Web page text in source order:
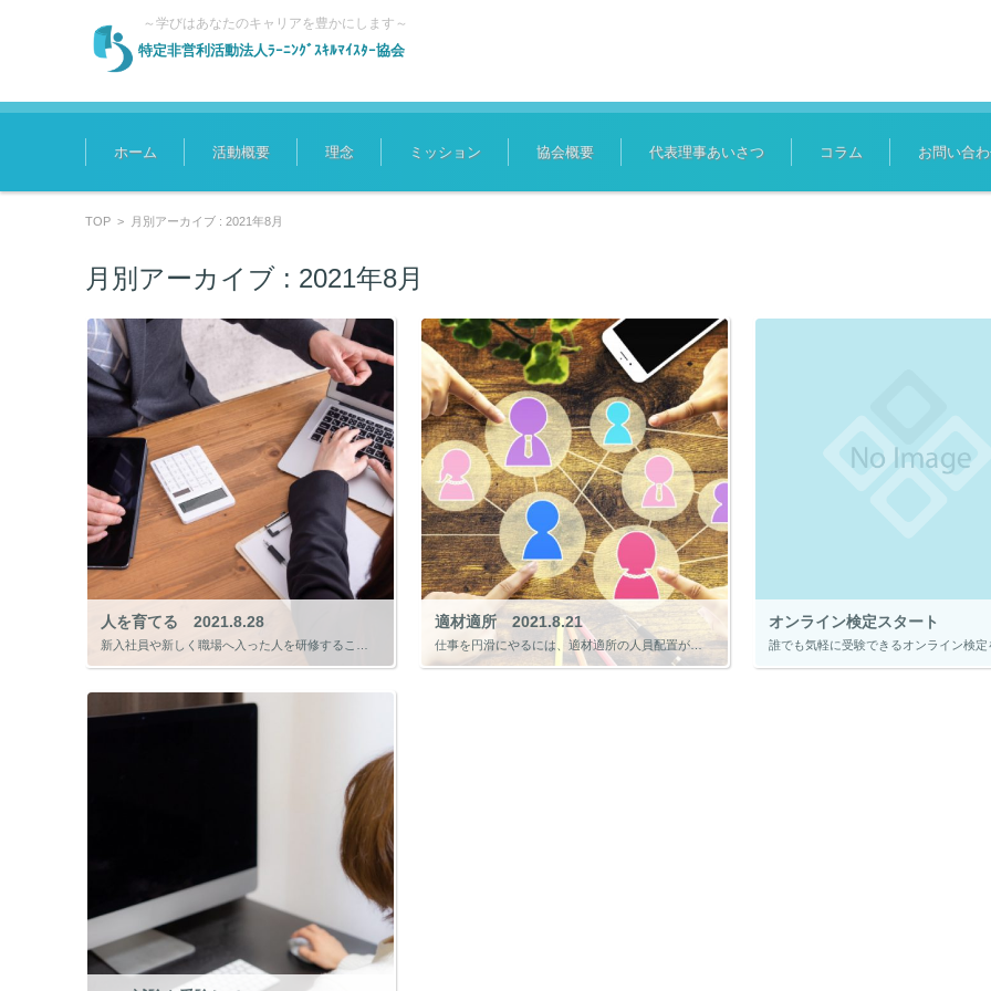
特定非営利活動法人ﾗｰﾆﾝｸﾞｽｷﾙﾏｲｽﾀｰ協会
～学びはあなたのキャリアを豊かにします～
コンテンツに移動
ホーム 活動概要 理念 ミッション 協会概要 代表理事あいさつ コラム お問い合
TOP > 月別アーカイブ : 2021年8月
月別アーカイブ : 2021年8月
人を育てる 2021.8.28
新入社員や新しく職場へ入った人を研修することは一般的に良くあることです。 会社に慣れるとともに、これからかやっていく仕事を先輩や上司から教わり一人前になっていきます。 私の職場にも「研修生」制度というものがあります。 最 […]
適材適所 2021.8.21
仕事を円滑にやるには、適材適所の人員配置が大切です。 適材適所に人員を配置するには、その人員のことをしっかり把握しなくてはなりません。 「何が得意なのか」 「何が苦手なのか」 「どのようなスキルがあるのか」 「どのような […]
オンライン検定スタート